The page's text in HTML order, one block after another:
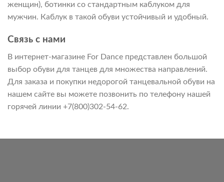
женщин), ботинки со стандартным каблуком для
мужчин. Каблук в такой обуви устойчивый и удобный.
Связь с нами
В интернет-магазине For Dance представлен большой
выбор обуви для танцев для множества направлений.
Для заказа и покупки недорогой танцевальной обуви на
нашем сайте вы можете позвонить по телефону нашей
горячей линии +7(800)302-54-62.